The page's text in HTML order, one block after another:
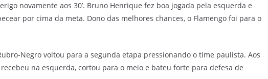
novamente aos 30’. Bruno Henrique fez boa jogada pela esquerda e
por cima da meta. Dono das melhores chances, o Flamengo foi para o
Negro voltou para a segunda etapa pressionando o time paulista. Aos
na esquerda, cortou para o meio e bateu forte para defesa de